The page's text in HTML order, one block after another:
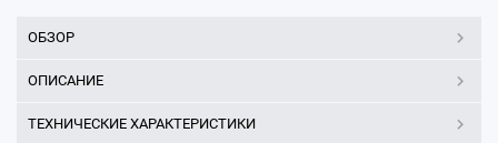
ОБЗОР
ОПИСАНИЕ
ТЕХНИЧЕСКИЕ ХАРАКТЕРИСТИКИ